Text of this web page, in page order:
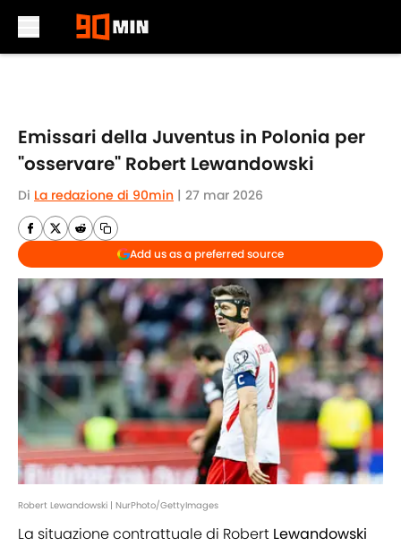
Emissari della Juventus in Polonia per
"osservare" Robert Lewandowski
Di La redazione di 90min | 27 mar 2026
Add us as a preferred source
Robert Lewandowski | NurPhoto/GettyImages
La situazione contrattuale di Robert Lewandowski